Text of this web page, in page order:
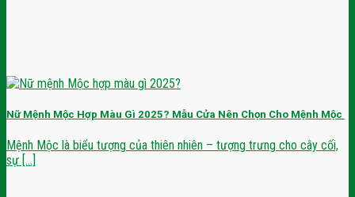
Nữ Mệnh Mộc Hợp Màu Gì 2025? Mẫu Cửa Nên Chọn Cho Mệnh Mộc
Mệnh Mộc là biểu tượng của thiên nhiên – tượng trưng cho cây cối,
sự [...]